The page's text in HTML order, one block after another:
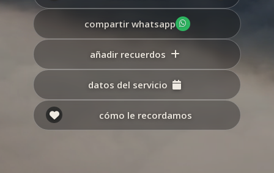
compartir whatsapp
añadir recuerdos
datos del servicio
cómo le recordamos